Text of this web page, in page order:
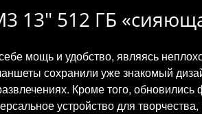
13" 512 ГБ
себе мощь и удобство, являясь
сохранили уже знакомый
Кроме того,
устройство для